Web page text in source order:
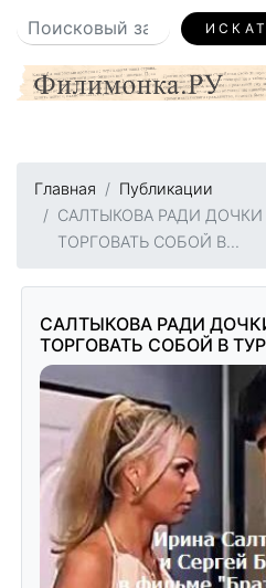
Главная
Публикации
САЛТЫКОВА РАДИ
ТОРГОВАТЬ СОБОЙ В...
САЛТЫКОВА РАДИ
ТОРГОВАТЬ СОБОЙ В